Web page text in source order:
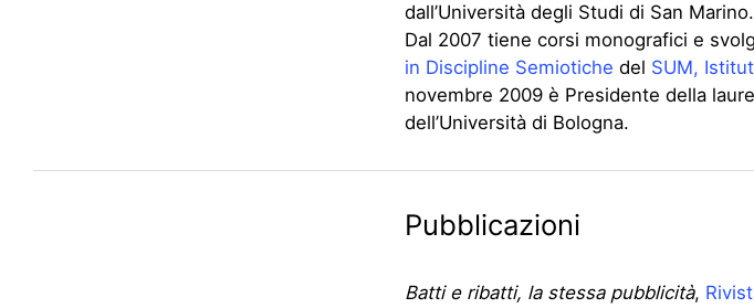
dall’Università degli Studi di San Marino.
Dal 2007 tiene corsi monografici e
in Discipline Semiotiche del SUM,
novembre 2009 è Presidente della
dell’Università di Bologna.
Pubblicazioni
Batti e ribatti, la stessa pubblicità,